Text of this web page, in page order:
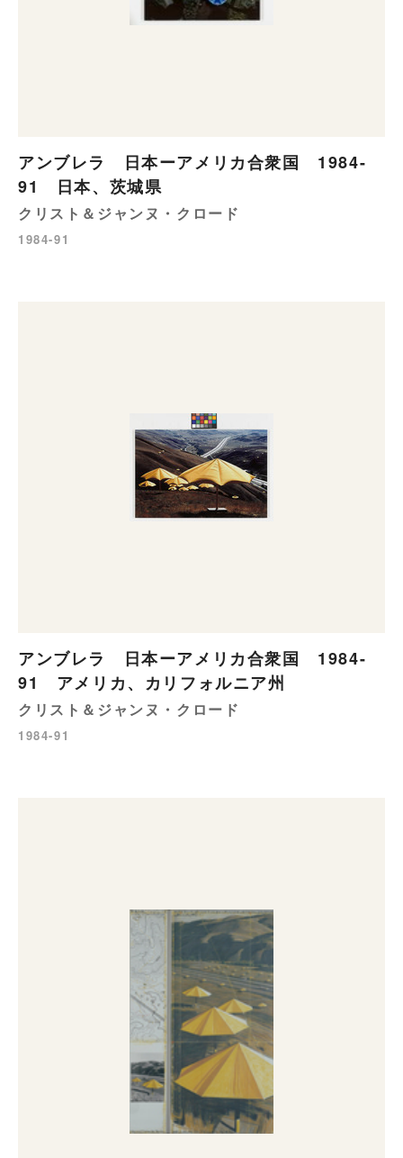
アンブレラ 日本ーアメリカ合衆国 1984-
91 日本、茨城県
クリスト＆ジャンヌ・クロード
1984-91
アンブレラ 日本ーアメリカ合衆国 1984-
91 アメリカ、カリフォルニア州
クリスト＆ジャンヌ・クロード
1984-91